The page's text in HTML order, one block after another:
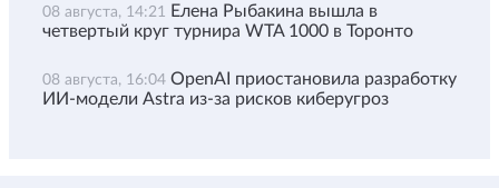
08 августа, 14:21 Елена Рыбакина вышла в
четвертый круг турнира WTA 1000 в Торонто
08 августа, 16:04 OpenAI приостановила разработку
ИИ-модели Astra из-за рисков киберугроз